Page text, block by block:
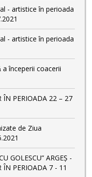
- artistice în perioada
- artistice în perioada
începerii coacerii
ÎN PERIOADA 22 – 27
de Ziua
GOLESCU” ARGEȘ -
ÎN PERIOADA 7 - 11